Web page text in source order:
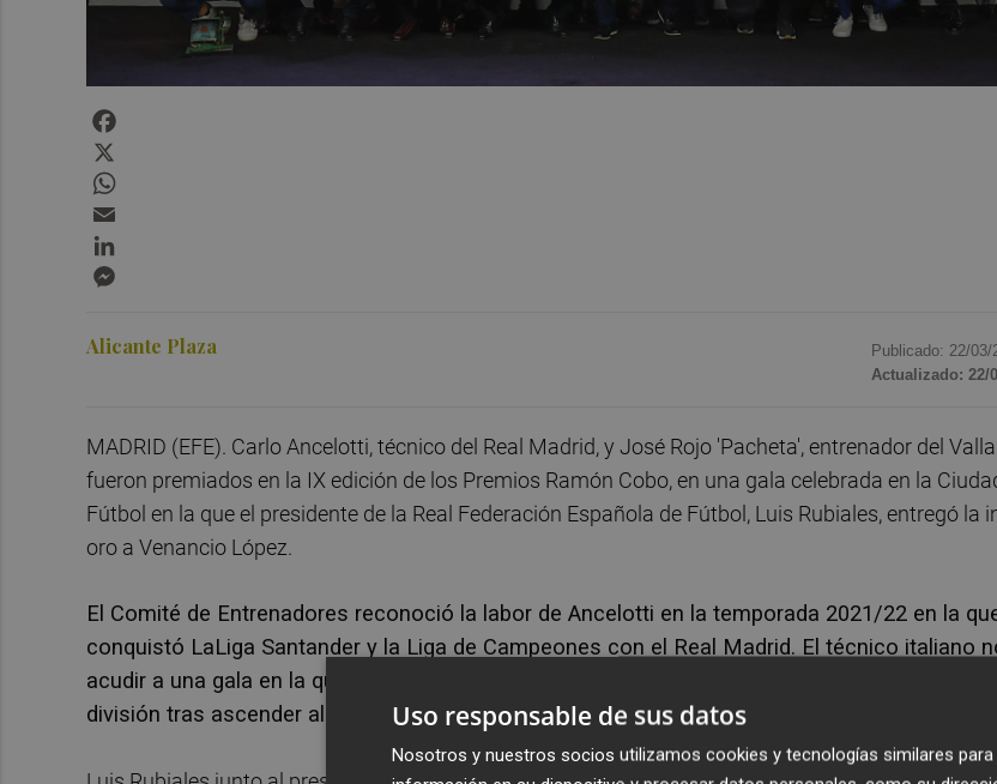
Alicante Plaza Publicado: 22/03/
Actualizado: 22/
MADRID (EFE). Carlo Ancelotti, técnico del Real Madrid, y José Rojo 'Pacheta', entrenador del
fueron premiados en la IX edición de los Premios Ramón Cobo, en una gala celebrada en la
Fútbol en la que el presidente de la Real Federación Española de Fútbol, Luis Rubiales, entregó la
oro a Venancio López.
El Comité de Entrenadores reconoció la labor de Ancelotti en la temporada 2021/22 en la
conquistó LaLiga Santander y la Liga de Campeones con el Real Madrid. El técnico italiano
acudir a una gala en la que sí estuvo Pacheta, que recogió el premio a mejor técnico de
división tras ascender al Real Valladolid.Uso responsable de sus datos
Nosotros y nuestros socios utilizamos cookies y tecnologías similares para